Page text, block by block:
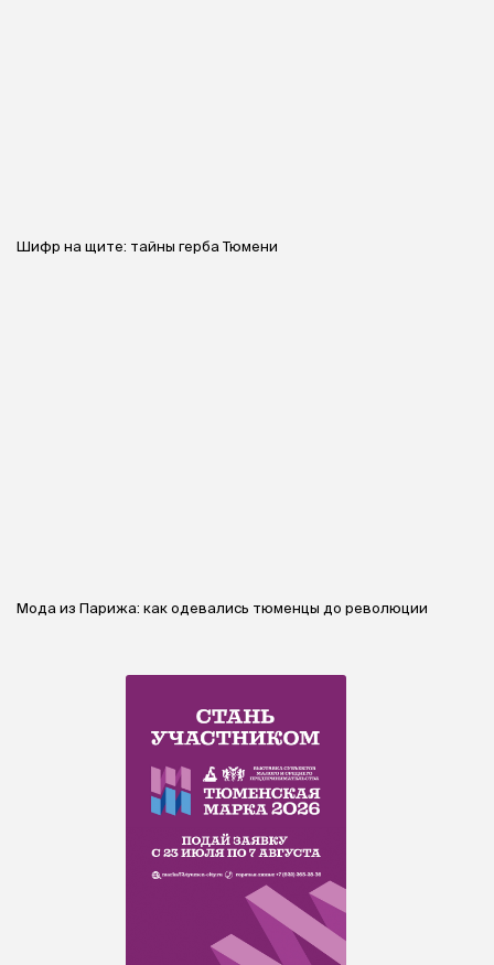
Шифр на щите: тайны герба Тюмени
Мода из Парижа: как одевались тюменцы до революции